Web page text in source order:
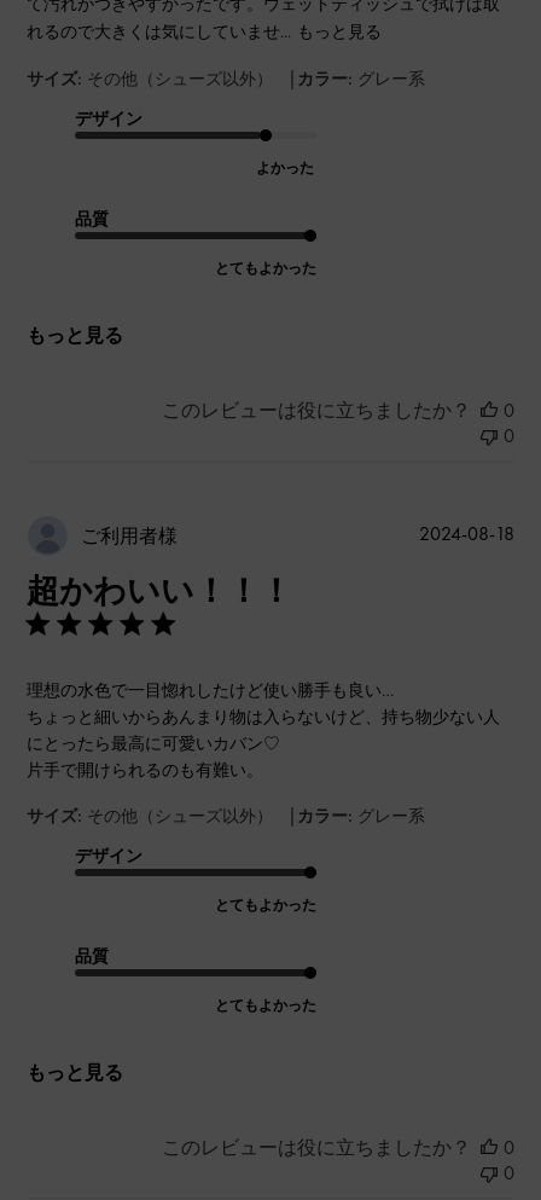
れるので大きくは気にしていませ... もっと見る
サイズ: その他（シューズ以外） | カラー: グレー系
デザイン
よかった
品質
とてもよかった
もっと見る
このレビューは役に立ちましたか？
0
0
ご利用者様
超かわいい！！！
理想の水色で一目惚れしたけど使い勝手も良い…
ちょっと細いからあんまり物は入らないけど、持ち物少ない人
にとったら最高に可愛いカバン♡
片手で開けられるのも有難い。
サイズ: その他（シューズ以外） | カラー: グレー系
デザイン
とてもよかった
品質
とてもよかった
もっと見る
公
2024-08-18
このレビューは役に立ちましたか？
0
0